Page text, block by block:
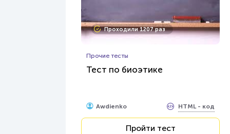
Проходили 1207 раз
Прочие тесты
Тест по биоэтике
Awdienko HTML - код
Пройти тест